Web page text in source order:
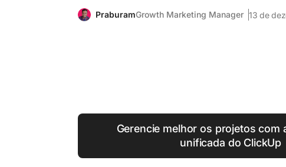
PraburamGrowth Marketing Manager 13 de
Gerencie melhor os projetos com
unificada do ClickUp